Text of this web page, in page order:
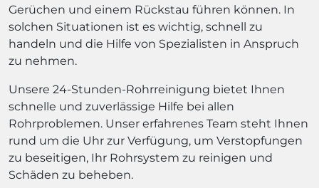
Gerüchen und einem Rückstau führen können. In
solchen Situationen ist es wichtig, schnell zu
handeln und die Hilfe von Spezialisten in Anspruch
zu nehmen.
Unsere 24-Stunden-Rohrreinigung bietet Ihnen
schnelle und zuverlässige Hilfe bei allen
Rohrproblemen. Unser erfahrenes Team steht Ihnen
rund um die Uhr zur Verfügung, um Verstopfungen
zu beseitigen, Ihr Rohrsystem zu reinigen und
Schäden zu beheben.